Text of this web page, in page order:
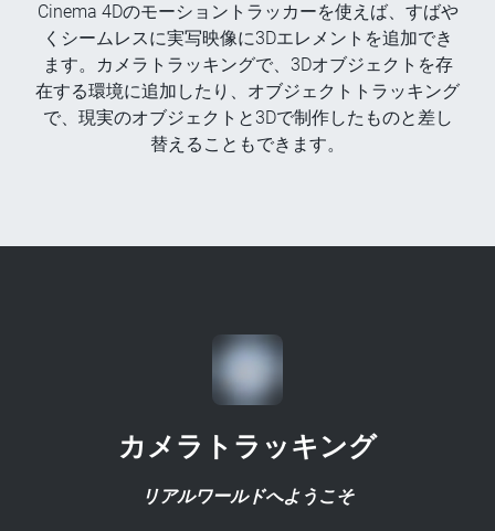
Cinema 4Dのモーショントラッカーを使えば、すばや
くシームレスに実写映像に3Dエレメントを追加でき
ます。カメラトラッキングで、3Dオブジェクトを存
在する環境に追加したり、オブジェクトトラッキング
で、現実のオブジェクトと3Dで制作したものと差し
替えることもできます。
カメラトラッキング
リアルワールドへようこそ